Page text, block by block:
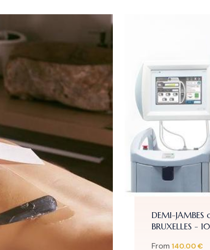
DEMI-JAMBES ou
BRUXELLES - 1050
140.00 €